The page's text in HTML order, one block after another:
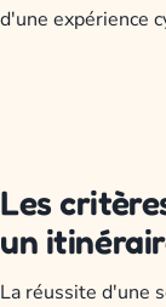
d'une expérience
Les
un
La réussite d'une